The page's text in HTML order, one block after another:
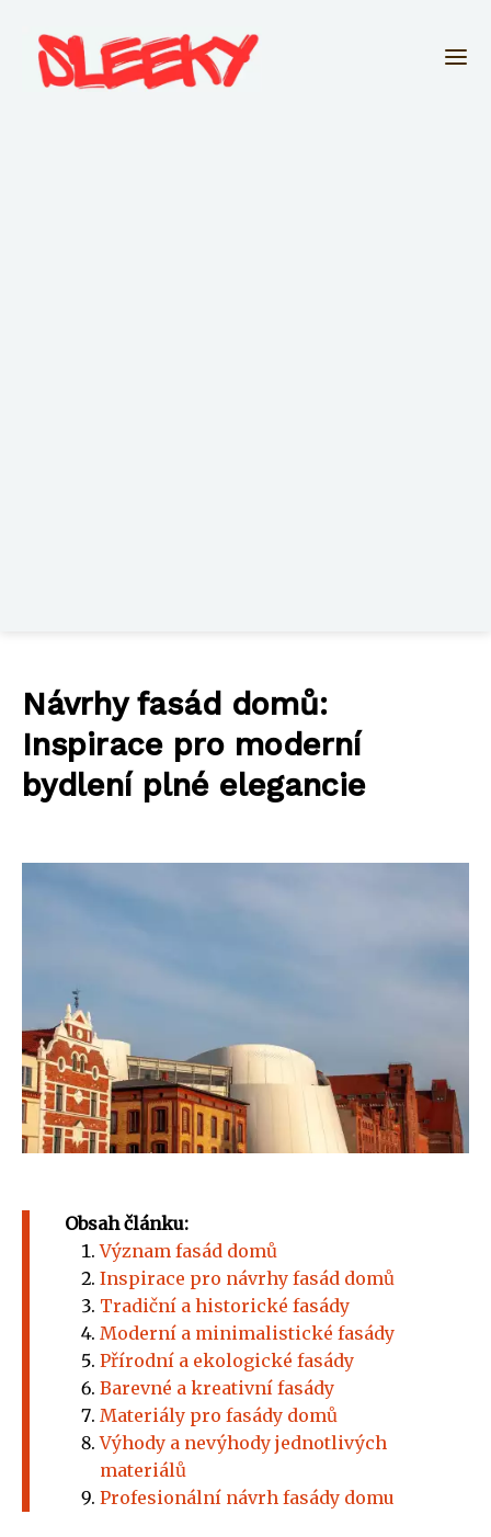
Návrhy fasád domů:
Inspirace pro moderní
bydlení plné elegancie
Obsah článku:
Význam fasád domů
Inspirace pro návrhy fasád domů
Tradiční a historické fasády
Moderní a minimalistické fasády
Přírodní a ekologické fasády
Barevné a kreativní fasády
Materiály pro fasády domů
Výhody a nevýhody jednotlivých
materiálů
Profesionální návrh fasády domu